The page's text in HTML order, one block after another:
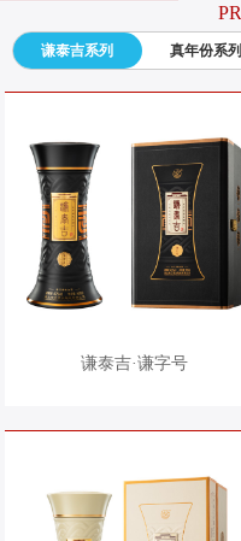
谦泰吉系列 真年份系列
谦泰吉·谦字号